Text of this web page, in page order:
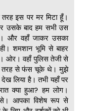
इस पर मर मिटा हूँ।
उसके बाद हम सभी उस
और वहाँ जाकर उसका
शमशान भूमि से बाहर
ओर। वहाँ पुलिस तेजी से
तरह से फंस चूके थे। मुझे
लिया है। तभी यहाँ पर
क्या हुआ? हम लोग।
आपका विशेष रूप से